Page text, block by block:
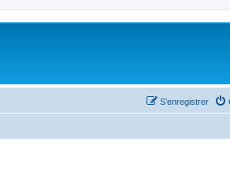
S’enregistrer